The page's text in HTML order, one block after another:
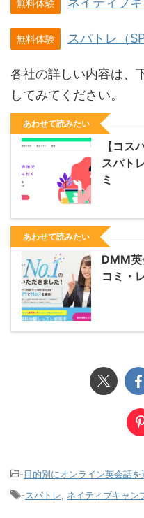
無料体験
無料体験 スパトレ（
各社の詳しい内容は、
してみてください。
あわせて読みたい
【コス
スパト
ミ
あわせて読みたい
DMM英
コミ・
-目的別にオンライン英会話を
-スパトレ, ネイティブキャン